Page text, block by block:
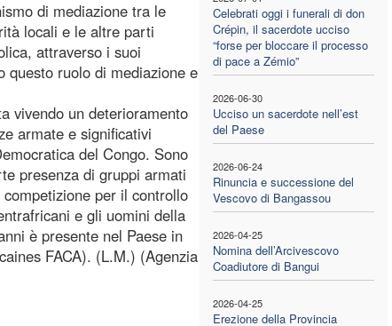
Celebrati oggi i funerali di don
Crépin, il sacerdote ucciso
“forse per bloccare il processo
di pace a Zémio”
2026-06-30
Ucciso un sacerdote nell’est
del Paese
2026-06-24
Rinuncia e successione del
Vescovo di Bangassou
2026-04-25
Nomina dell’Arcivescovo
Coadiutore di Bangui
2026-04-25
Erezione della Provincia
di mediazione tra le
locali e le altre parti
attraverso i suoi
questo ruolo di mediazione e
vivendo un deterioramento
armate e significativi
del Congo. Sono
presenza di gruppi armati
per il controllo
e gli uomini della
è presente nel Paese in
FACA). (L.M.) (Agenzia